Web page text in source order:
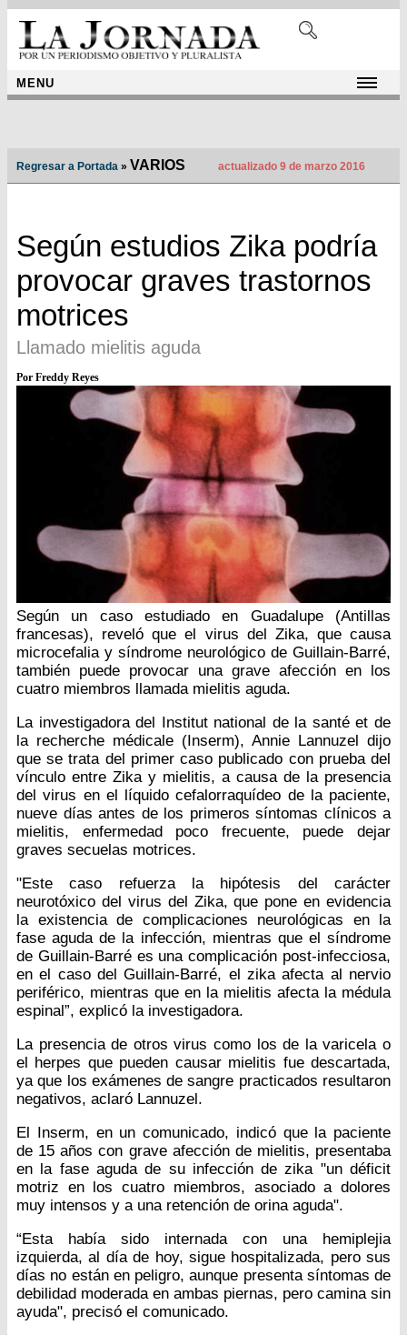
MENU
Regresar a Portada » VARIOS actualizado 9 de marzo 2016
Según estudios Zika podría
provocar graves trastornos
motrices
Llamado mielitis aguda
Por Freddy Reyes
Según un caso estudiado en Guadalupe (Antillas
francesas), reveló que el virus del Zika, que causa
microcefalia y síndrome neurológico de Guillain-Barré,
también puede provocar una grave afección en los
cuatro miembros llamada mielitis aguda.
La investigadora del Institut national de la santé et de
la recherche médicale (Inserm), Annie Lannuzel dijo
que se trata del primer caso publicado con prueba del
vínculo entre Zika y mielitis, a causa de la presencia
del virus en el líquido cefalorraquídeo de la paciente,
nueve días antes de los primeros síntomas clínicos a
mielitis, enfermedad poco frecuente, puede dejar
graves secuelas motrices.
"Este caso refuerza la hipótesis del carácter
neurotóxico del virus del Zika, que pone en evidencia
la existencia de complicaciones neurológicas en la
fase aguda de la infección, mientras que el síndrome
de Guillain-Barré es una complicación post-infecciosa,
en el caso del Guillain-Barré, el zika afecta al nervio
periférico, mientras que en la mielitis afecta la médula
espinal”, explicó la investigadora.
La presencia de otros virus como los de la varicela o
el herpes que pueden causar mielitis fue descartada,
ya que los exámenes de sangre practicados resultaron
negativos, aclaró Lannuzel.
El Inserm, en un comunicado, indicó que la paciente
de 15 años con grave afección de mielitis, presentaba
en la fase aguda de su infección de zika "un déficit
motriz en los cuatro miembros, asociado a dolores
muy intensos y a una retención de orina aguda".
“Esta había sido internada con una hemiplejia
izquierda, al día de hoy, sigue hospitalizada, pero sus
días no están en peligro, aunque presenta síntomas de
debilidad moderada en ambas piernas, pero camina sin
ayuda", precisó el comunicado.